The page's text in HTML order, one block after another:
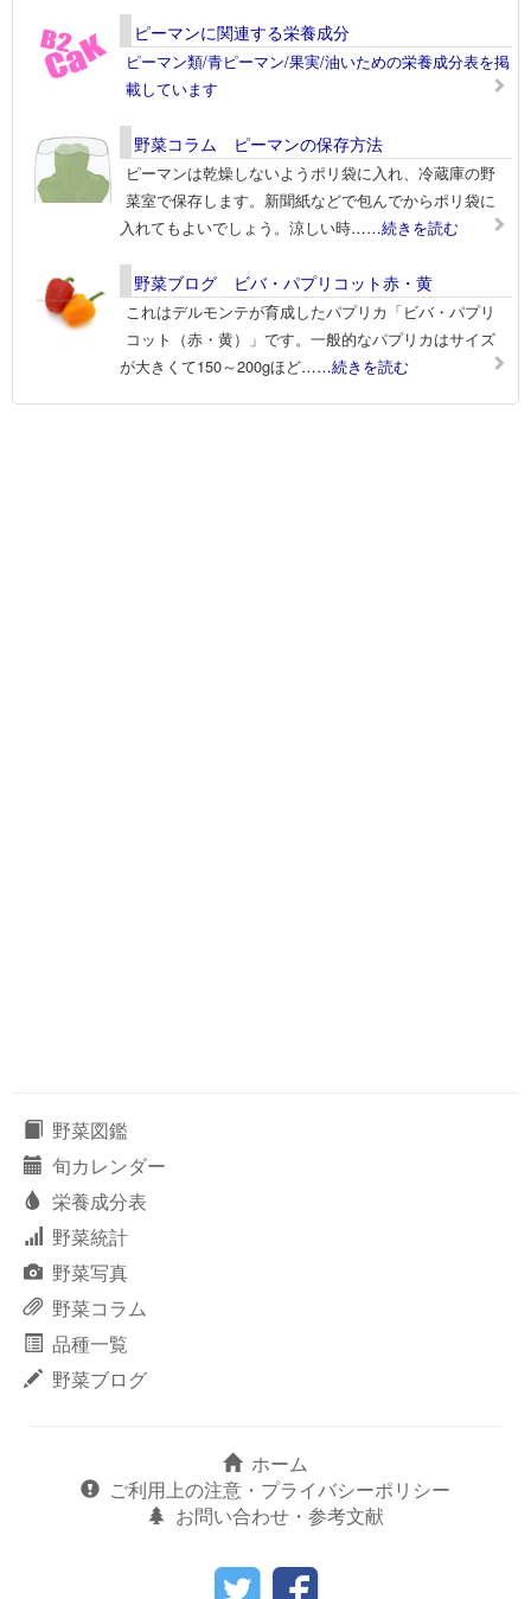
ピーマンに関連する栄養成分
ピーマン類/青ピーマン/果実/油いための栄養成分表を掲
載しています
野菜コラム ピーマンの保存方法
ピーマンは乾燥しないようポリ袋に入れ、冷蔵庫の野
菜室で保存します。新聞紙などで包んでからポリ袋に
入れてもよいでしょう。涼しい時……続きを読む
野菜ブログ ビバ・パプリコット赤・黄
これはデルモンテが育成したパプリカ「ビバ・パプリ
コット（赤・黄）」です。一般的なパプリカはサイズ
が大きくて150～200gほど……続きを読む
野菜図鑑
旬カレンダー
栄養成分表
野菜統計
野菜写真
野菜コラム
品種一覧
野菜ブログ
ホーム
ご利用上の注意・プライバシーポリシー
お問い合わせ・参考文献